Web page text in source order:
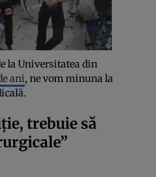
la Universitatea din
ani, ne vom minuna la
trebuie să